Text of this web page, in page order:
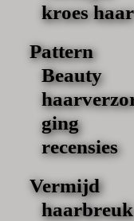
kroes haar
Pattern
Beauty
ging
recensies
Vermijd
haarbreuk